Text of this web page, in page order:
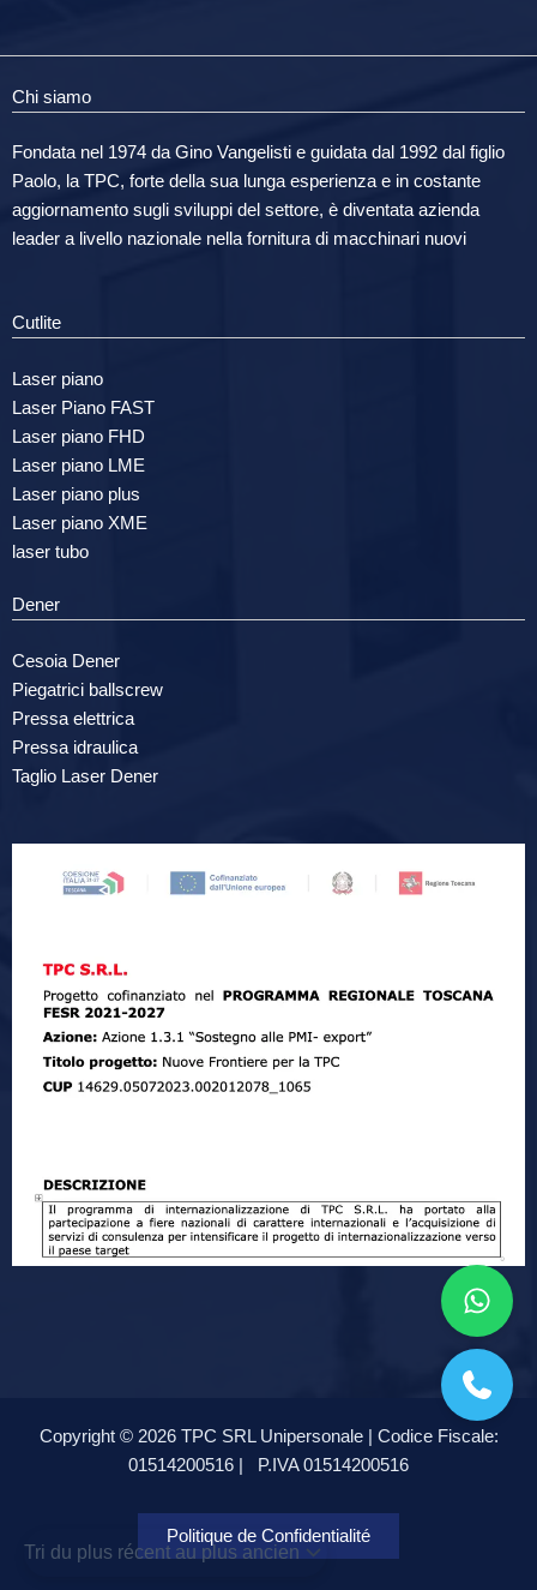
Chi siamo
Fondata nel 1974 da Gino Vangelisti e guidata dal 1992 dal figlio
Paolo, la TPC, forte della sua lunga esperienza e in costante
aggiornamento sugli sviluppi del settore, è diventata azienda
leader a livello nazionale nella fornitura di macchinari nuovi
Cutlite
Laser piano
Laser Piano FAST
Laser piano FHD
Laser piano LME
Laser piano plus
Laser piano XME
laser tubo
Dener
Cesoia Dener
Piegatrici ballscrew
Pressa elettrica
Pressa idraulica
Taglio Laser Dener
Copyright © 2026 TPC SRL Unipersonale | Codice Fiscale:
01514200516 |
P.IVA 01514200516
Politique de Confidentialité